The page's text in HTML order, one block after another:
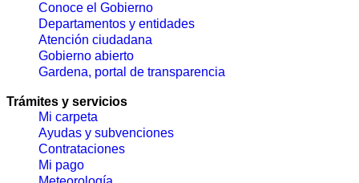
Conoce el Gobierno
Departamentos y entidades
Atención ciudadana
Gobierno abierto
Gardena, portal de transparencia
Trámites y servicios
Mi carpeta
Ayudas y subvenciones
Contrataciones
Mi pago